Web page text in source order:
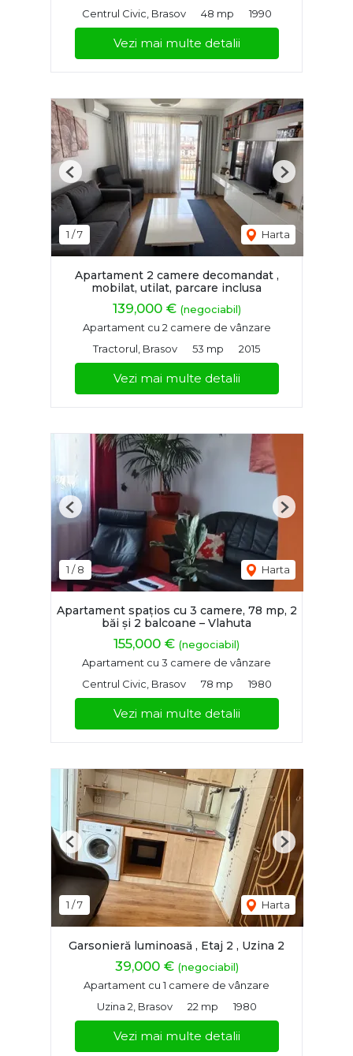
Centrul Civic, Brasov
48 mp 1990
Vezi mai multe detalii
1 /7 Harta
Previous Next
Apartament 2 camere decomandat ,
mobilat, utilat, parcare inclusa
139,000 € (negociabil)
Apartament cu 2 camere de vânzare
Tractorul, Brasov
53 mp 2015
Vezi mai multe detalii
1 /8 Harta
Previous Next
Apartament spațios cu 3 camere, 78 mp, 2
băi și 2 balcoane – Vlahuta
155,000 € (negociabil)
Apartament cu 3 camere de vânzare
Centrul Civic, Brasov
78 mp 1980
Vezi mai multe detalii
1 /7 Harta
Previous Next
Garsonieră luminoasă , Etaj 2 , Uzina 2
39,000 € (negociabil)
Apartament cu 1 camere de vânzare
Uzina 2, Brasov
22 mp 1980
Vezi mai multe detalii